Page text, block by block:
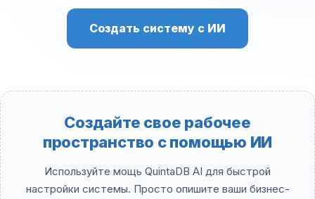
Создать систему с ИИ
Создайте свое рабочее
пространство с помощью ИИ
Используйте мощь QuintaDB AI для быстрой
настройки системы. Просто опишите ваши бизнес-